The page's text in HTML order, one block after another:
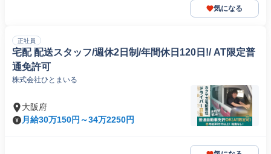
気になる
正社員
宅配 配送スタッフ/週休2日制/年間休日120日!/ AT限定普
通免許可
株式会社ひとまいる
大阪府
月給30万150円～34万2250円